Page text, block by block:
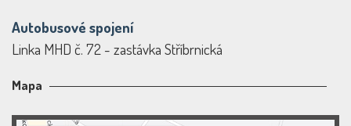
Autobusové spojení
Linka MHD č. 72 - zastávka Stříbrnická
Mapa